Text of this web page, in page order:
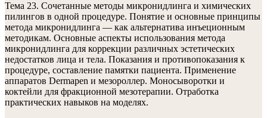
Тема 23. Сочетанные методы микронидлинга и химических
пилингов в одной процедуре. Понятие и основные принципы
метода микронидлинга — как альтернатива инъеционным
методикам. Основные аспекты использования метода
микронидлинга для коррекции различных эстетических
недостатков лица и тела. Показания и противопоказания к
процедуре, составление памятки пациента. Применение
аппаратов Dermapen и мезороллер. Моносыворотки и
коктейли для фракционной мезотерапии. Отработка
практических навыков на моделях.